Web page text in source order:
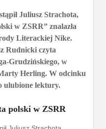
Juliusz Strachota,
w ZSRR” znalazła
Literackiej Nike.
Rudnicki czyta
Grudzińskiego, w
Herling. W odcinku
ulubione lektury.
polski w ZSRR